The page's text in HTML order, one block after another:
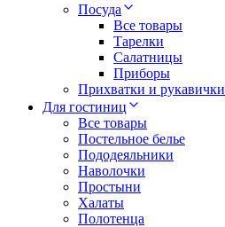
Посуда
Все товары
Тарелки
Салатницы
Приборы
Прихватки и рукавички
Для гостиниц
Все товары
Постельное белье
Пододеяльники
Наволочки
Простыни
Халаты
Полотенца